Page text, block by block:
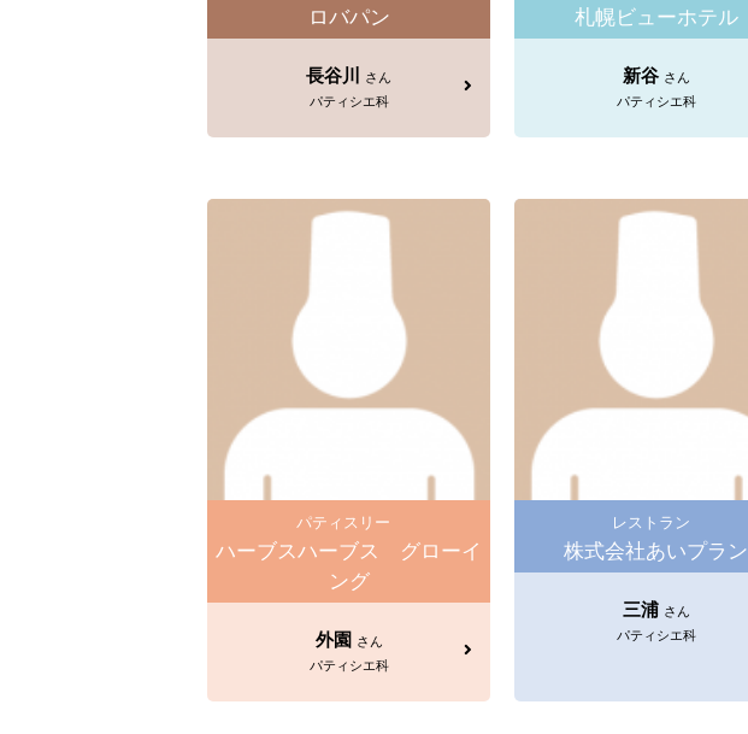
ロバパン
長谷川
さん
パティシエ科
札幌ビューホテル
新谷 さん
パティシエ科
パティスリー
ハーブスハーブス グローイ
ング
外園 さん
パティシエ科
レストラン
株式会社あいプラン
三浦 さん
パティシエ科